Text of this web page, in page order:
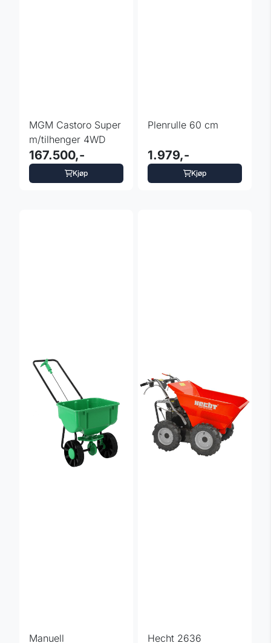
MGM Castoro Super
m/tilhenger 4WD
167.500,-
Kjøp
Plenrulle 60 cm
1.979,-
Kjøp
Manuell
Hecht 2636